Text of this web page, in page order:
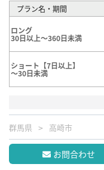
プラン名・期間
ロング
30日以上～360日未満
ショート【7日以上】
～30日未満
群馬県 高崎市
お問合わせ